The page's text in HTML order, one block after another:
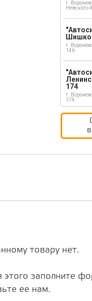
г.
Невского
г.
146
174
г.
174
товару нет.
заполните
ее нам.